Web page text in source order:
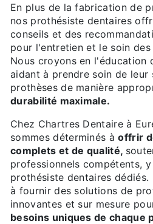
En plus de la fabrication de
nos prothésiste dentaires
conseils et des
pour l'entretien et le soin
Nous croyons en l'éducation
aidant à prendre soin de leur
prothèses de manière
durabilité maximale.
Chez Chartres Dentaire à
sommes déterminés àoffrir
complets et de qualité,
professionnels compétents,
prothésiste dentaires dédiés.
à fournir des solutions de
innovantes et sur mesure
besoins uniques de chaque